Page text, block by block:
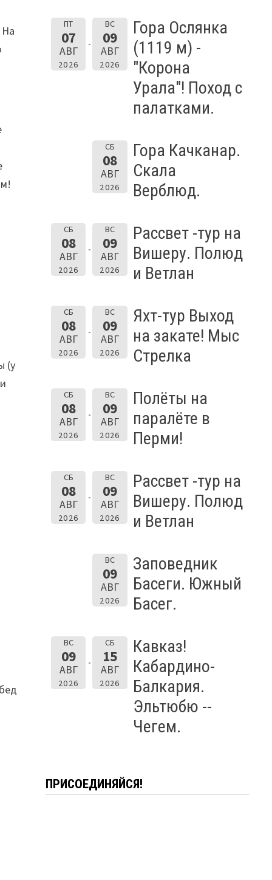
На
(у
ПТ
07
АВГ
2026
ВС
09
АВГ
2026
Гора Ослянка
(1119 м) -
"Корона
Урала"! Поход с
палатками.
СБ
08
АВГ
2026
Гора Качканар.
Скала
Верблюд.
СБ
08
АВГ
2026
ВС
09
АВГ
2026
Рассвет -тур на
Вишеру. Полюд
и Ветлан
СБ
08
АВГ
2026
ВС
09
АВГ
2026
Яхт-тур Выход
на закате! Мыс
Стрелка
СБ
08
АВГ
2026
ВС
09
АВГ
2026
Полёты на
паралёте в
Перми!
СБ
08
АВГ
2026
ВС
09
АВГ
2026
Рассвет -тур на
Вишеру. Полюд
и Ветлан
ВС
09
АВГ
2026
Заповедник
Басеги. Южный
Басег.
ВС
09
АВГ
2026
СБ
15
АВГ
2026
Кавказ!
Кабардино-
Балкария.
Эльтюбю --
Чегем.
ПРИСОЕДИНЯЙСЯ!